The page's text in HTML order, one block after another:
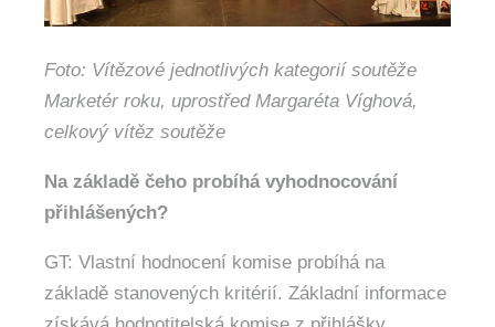
Foto: Vítězové jednotlivých kategorií soutěže
Marketér roku, uprostřed Margaréta Víghová,
celkový vítěz soutěže
Na základě čeho probíhá vyhodnocování
přihlášených?
GT: Vlastní hodnocení komise probíhá na
základě stanovených kritérií. Základní informace